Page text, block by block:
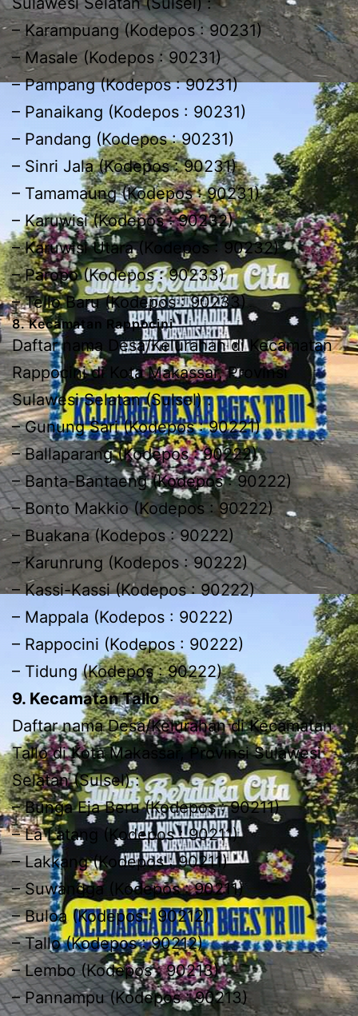
– Karampuang (Kodepos : 90231)
– Masale (Kodepos : 90231)
– Pampang (Kodepos : 90231)
– Panaikang (Kodepos : 90231)
– Pandang (Kodepos : 90231)
– Sinri Jala (Kodepos : 90231)
– Tamamaung (Kodepos : 90231)
– Karuwisi (Kodepos : 90232)
– Karuwisi Utara (Kodepos : 90232)
– Paropo (Kodepos : 90233)
– Tello Baru (Kodepos : 90233)
8. Kecamatan Rappocini
Daftar nama Desa/Kelurahan di Kecamatan
Rappocini di Kota Makassar, Provinsi
Sulawesi Selatan (Sulsel) :
– Gunung Sari (Kodepos : 90221)
– Ballaparang (Kodepos : 90222)
– Banta-Bantaeng (Kodepos : 90222)
– Bonto Makkio (Kodepos : 90222)
– Buakana (Kodepos : 90222)
– Karunrung (Kodepos : 90222)
– Kassi-Kassi (Kodepos : 90222)
– Mappala (Kodepos : 90222)
– Rappocini (Kodepos : 90222)
– Tidung (Kodepos : 90222)
9. Kecamatan Tallo
Daftar nama Desa/Kelurahan di Kecamatan
Tallo di Kota Makassar, Provinsi Sulawesi
Selatan (Sulsel) :
– Bunga Eja Beru (Kodepos : 90211)
– La Latang (Kodepos : 90211)
– Lakkang (Kodepos : 90211)
– Suwangga (Kodepos : 90211)
– Buloa (Kodepos : 90212)
– Tallo (Kodepos : 90212)
– Lembo (Kodepos : 90213)
– Pannampu (Kodepos : 90213)